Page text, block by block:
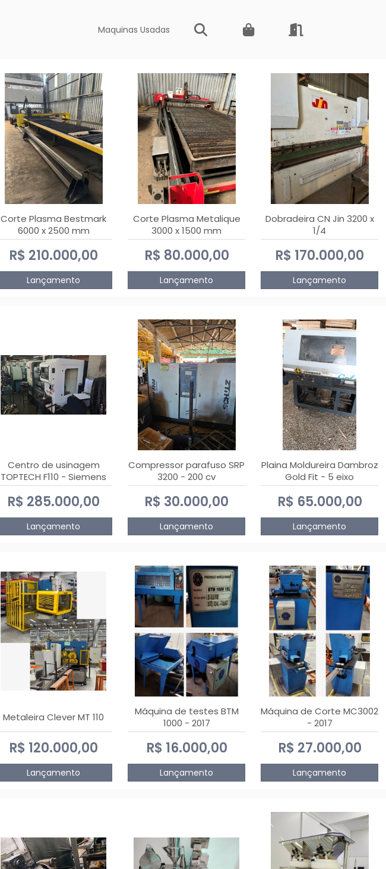
Maquinas Usadas
Corte Plasma Bestmark
6000 x 2500 mm
Hypertherm MaxPro 200
R$ 210.000,00
Lançamento
Corte Plasma Metalique
3000 x 1500 mm
Hypertherm Powermax 45
xp
R$ 80.000,00
Lançamento
Dobradeira CN Jin 3200 x
1/4
R$ 170.000,00
Lançamento
Centro de usinagem
TOPTECH F110 - Siemens
808D Advanced
R$ 285.000,00
Lançamento
Compressor parafuso SRP
3200 - 200 cv
R$ 30.000,00
Lançamento
Plaina Moldureira Dambroz
Gold Fit - 5 eixo
R$ 65.000,00
Lançamento
Metaleira Clever MT 110
R$ 120.000,00
Lançamento
Máquina de testes BTM
1000 - 2017
R$ 16.000,00
Lançamento
Máquina de Corte MC3002
- 2017
R$ 27.000,00
Lançamento